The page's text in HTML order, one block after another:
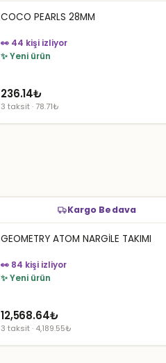
COCO PEARLS 28MM
👀 44 kişi izliyor
✨ Yeni ürün
236.14₺
3 taksit · 78.71₺
Kargo Bedava
GEOMETRY ATOM NARGİLE TAKIMI
👀 84 kişi izliyor
✨ Yeni ürün
12,568.64₺
3 taksit · 4,189.55₺